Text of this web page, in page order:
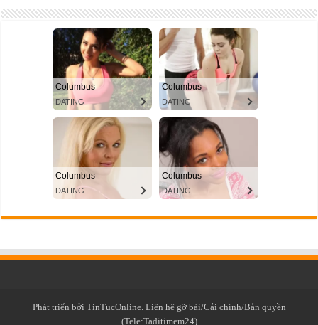
Phát triển bởi TinTucOnline. Liên hệ gỡ bài/Cải chính/Bản quyền
(Tele:Taditimem24)